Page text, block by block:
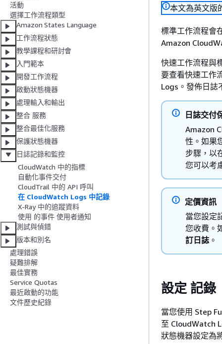
活動
選擇工作流程類型
Amazon States Language
工作流程狀態
教學課程和研討會
入門範本
開發工作流程
啟動狀態機器
處理輸入和輸出
整合 服務
整合最佳化服務
保護狀態機器
日誌記錄和監控
CloudWatch 中的指標
自動化事件交付
CloudTrail 中的 API 呼叫
在 CloudWatch Logs 中記錄
X-Ray 中的追蹤資料
使用 的事件 使用者通知
測試與偵錯
版本和別名
處理錯誤
疑難排解
最佳實務
Service Quotas
最近啟動的功能
文件歷史紀錄
本文為英文版
標準工作流程會
Amazon
快速工作流程與
要查看快速工作
Logs。發佈日誌
日誌交付
Amazon
性。如果
步驟，以
您可以考
定價資訊
當您設定
您收費。
訂 日誌 。
設定 記錄
當您使用 Step
至 CloudWatch
狀態機器設定為